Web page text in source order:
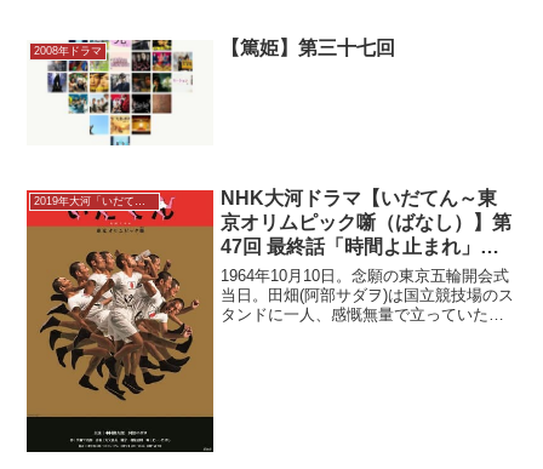
2008年ドラマ 【篤姫】第三十七回
2019年大河「いだてん～東京オリムピック噺」
NHK大河ドラマ【いだてん～東
京オリムピック噺（ばなし）】第
47回 最終話「時間よ止まれ」感
想
1964年10月10日。念願の東京五輪開会式
当日。田畑(阿部サダヲ)は国立競技場のス
タンドに一人、感慨無量で立っていた。